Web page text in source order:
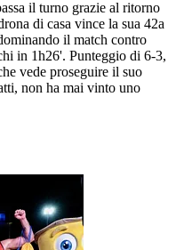
il turno grazie al ritorno
di casa vince la sua 42a
il match contro
in 1h26'. Punteggio di 6-3,
vede proseguire il suo
non ha mai vinto uno